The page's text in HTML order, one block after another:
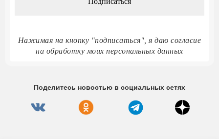
Нажимая на кнопку "подписаться", я даю согласие
на обработку моих персональных данных
Поделитесь новостью в социальных сетях